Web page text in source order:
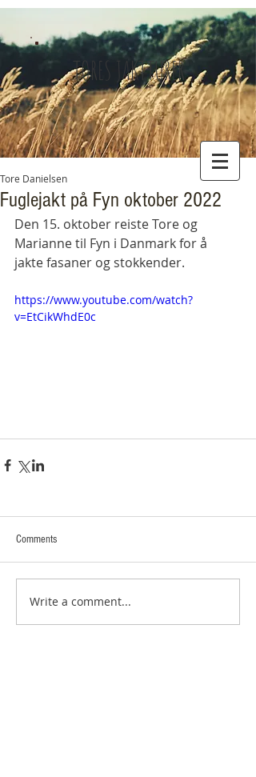
TORES JAKTTURER
Fuglejakt på Fyn oktober 2022
Tore Danielsen
Den 15. oktober reiste Tore og
Marianne til Fyn i Danmark for å
jakte fasaner og stokkender.
https://www.youtube.com/watch?
v=EtCikWhdE0c
Comments
Write a comment...